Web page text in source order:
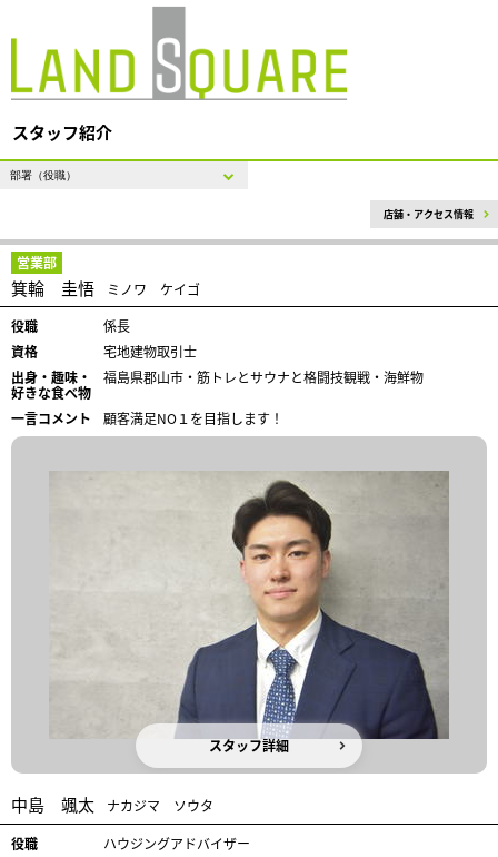
スタッフ紹介
店舗・アクセス情報
営業部
箕輪 圭悟
ミノワ ケイゴ
役職
係長
資格
宅地建物取引士
出身・趣味・
好きな食べ物
福島県郡山市・筋トレとサウナと格闘技観戦・海鮮物
一言コメント 顧客満足NO１を目指します！
スタッフ詳細
中島 颯太
ナカジマ ソウタ
役職
ハウジングアドバイザー